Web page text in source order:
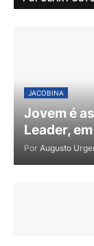
JACOBINA
Jovem é
Leader,
Por Augusto